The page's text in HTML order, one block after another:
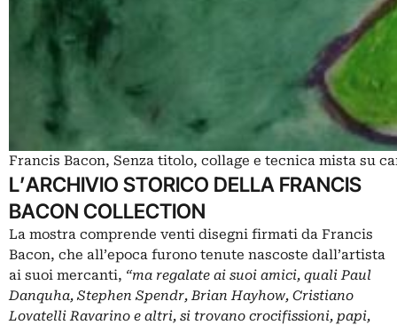
Francis Bacon, Senza titolo, collage e tecnica mista su
L’ARCHIVIO STORICO DELLA FRANCIS
BACON COLLECTION
La mostra comprende venti disegni firmati da Francis
Bacon, che all’epoca furono tenute nascoste dall’artista
ai suoi mercanti, “ma regalate ai suoi amici, quali Paul
Danquha, Stephen Spendr, Brian Hayhow, Cristiano
Lovatelli Ravarino e altri, si trovano crocifissioni, papi,